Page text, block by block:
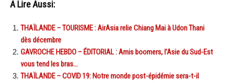
A Lire Aussi:
THAÏLANDE – TOURISME : AirAsia relie Chiang Mai à Udon Thani
dès décembre
GAVROCHE HEBDO – ÉDITORIAL : Amis boomers, l’Asie du Sud-Est
vous tend les bras…
THAÏLANDE – COVID 19: Notre monde post-épidémie sera-t-il